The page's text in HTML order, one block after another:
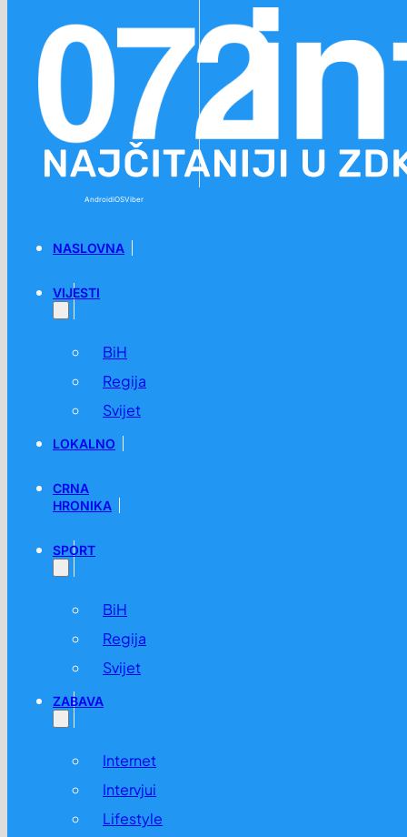
AndroidiOSViber
NASLOVNA
VIJESTI
BiH
Regija
Svijet
LOKALNO
CRNA
HRONIKA
SPORT
BiH
Regija
Svijet
ZABAVA
Internet
Intervjui
Lifestyle